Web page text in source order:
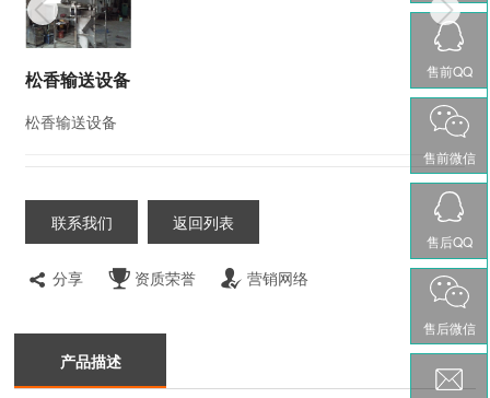
松香输送设备
松香输送设备
联系我们 返回列表
分享 资质荣誉 营销网络
产品描述
售前QQ
售前微信
售后QQ
售后微信